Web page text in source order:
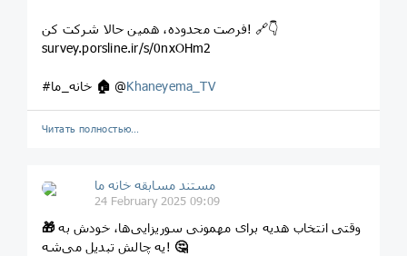
فرصت محدوده، همین حالا شرکت کن! 🔗👇
survey.porsline.ir/s/0nxOHm2
🏠 @Khaneyema_TV
Читать полностью…
مستند مسابقه خانه ما
24 February 2025 09:09
🎁 وقتی انتخاب هدیه برای مهمونی سوریزایی‌ها، خودش به
یه چالش تبدیل می‌شه!🤔